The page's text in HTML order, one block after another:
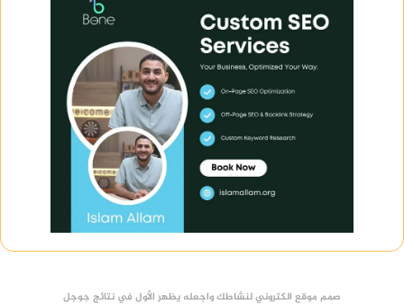
صمم موقع الكتروني لنشاطك واجعله يظهر الأول في نتائج جوجل